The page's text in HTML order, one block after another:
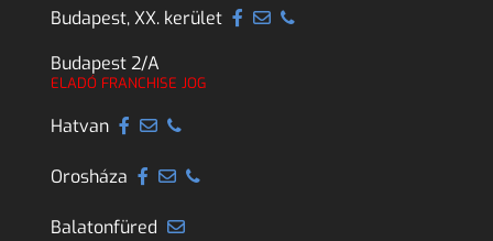
Budapest, XX. kerület
Budapest 2/A
ELADÓ FRANCHISE JOG
Hatvan
Orosháza
Balatonfüred